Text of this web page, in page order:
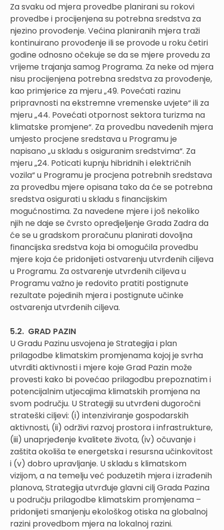
Za svaku od mjera provedbe planirani su rokovi
provedbe i procijenjena su potrebna sredstva za
njezino provođenje. Većina planiranih mjera traži
kontinuirano provođenje ili se provode u roku četiri
godine odnosno očekuje se da se mjere provedu za
vrijeme trajanja samog Programa. Za neke od mjera
nisu procijenjena potrebna sredstva za provođenje,
kao primjerice za mjeru „49. Povećati razinu
pripravnosti na ekstremne vremenske uvjete“ ili za
mjeru „44. Povećati otpornost sektora turizma na
klimatske promjene“. Za provedbu navedenih mjera
umjesto procjene sredstava u Programu je
napisano „u skladu s osiguranim sredstvima“. Za
mjeru „24. Poticati kupnju hibridnih i električnih
vozila“ u Programu je procjena potrebnih sredstava
za provedbu mjere opisana tako da će se potrebna
sredstva osigurati u skladu s financijskim
mogućnostima. Za navedene mjere i još nekoliko
njih ne daje se čvrsto opredjeljenje Grada Zadra da
će se u gradskom proračunu planirati dovoljna
financijska sredstva koja bi omogućila provedbu
mjere koja će pridonijeti ostvarenju utvrđenih ciljeva
u Programu. Za ostvarenje utvrđenih ciljeva u
Programu važno je redovito pratiti postignute
rezultate pojedinih mjera i postignute učinke
ostvarenja utvrđenih ciljeva.
5.2. GRAD PAZIN
U Gradu Pazinu usvojena je Strategija i plan
prilagodbe klimatskim promjenama kojoj je svrha
utvrditi aktivnosti i mjere koje Grad Pazin može
provesti kako bi povećao prilagodbu prepoznatim i
potencijalnim utjecajima klimatskih promjena na
svom području. U Strategiji su utvrđeni dugoročni
strateški ciljevi: (i) intenziviranje gospodarskih
aktivnosti, (ii) održivi razvoj prostora i infrastrukture,
(iii) unaprjeđenje kvalitete života, (iv) očuvanje i
zaštita okoliša te energetska i resursna učinkovitost
i (v) dobro upravljanje. U skladu s klimatskom
vizijom, a na temelju već poduzetih mjera i izrađenih
planova, Strategija utvrđuje glavni cilj Grada Pazina
u području prilagodbe klimatskim promjenama –
pridonijeti smanjenju ekološkog otiska na globalnoj
razini provedbom mjera na lokalnoj razini.